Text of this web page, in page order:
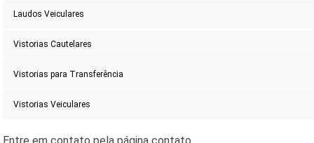
Laudos Veiculares
Vistorias Cautelares
Vistorias para Transferência
Vistorias Veiculares